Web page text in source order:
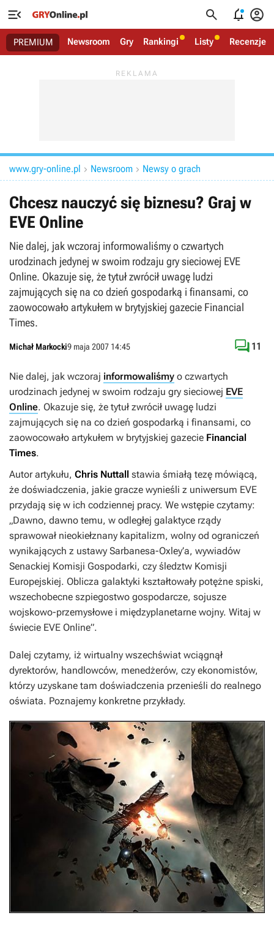
   
PREMIUM Newsroom Gry Rankingi Listy Recenzje
www.gry-online.pl  Newsroom  Newsy o grach
Chcesz nauczyć się biznesu? Graj w
EVE Online
Nie dalej, jak wczoraj informowaliśmy o czwartych
urodzinach jedynej w swoim rodzaju gry sieciowej EVE
Online. Okazuje się, że tytuł zwrócił uwagę ludzi
zajmujących się na co dzień gospodarką i finansami, co
zaowocowało artykułem w brytyjskiej gazecie Financial
Times.
Michał Markocki9 maja 2007 14:45  11
Nie dalej, jak wczoraj informowaliśmy o czwartych
urodzinach jedynej w swoim rodzaju gry sieciowej EVE
Online. Okazuje się, że tytuł zwrócił uwagę ludzi
zajmujących się na co dzień gospodarką i finansami, co
zaowocowało artykułem w brytyjskiej gazecie Financial
Times.
Autor artykułu, Chris Nuttall stawia śmiałą tezę mówiącą,
że doświadczenia, jakie gracze wynieśli z uniwersum EVE
przydają się w ich codziennej pracy. We wstępie czytamy:
„Dawno, dawno temu, w odległej galaktyce rządy
sprawował nieokiełznany kapitalizm, wolny od ograniczeń
wynikających z ustawy Sarbanesa-Oxley’a, wywiadów
Senackiej Komisji Gospodarki, czy śledztw Komisji
Europejskiej. Oblicza galaktyki kształtowały potężne spiski,
wszechobecne szpiegostwo gospodarcze, sojusze
wojskowo-przemysłowe i międzyplanetarne wojny. Witaj w
świecie EVE Online”.
Dalej czytamy, iż wirtualny wszechświat wciągnął
dyrektorów, handlowców, menedżerów, czy ekonomistów,
którzy uzyskane tam doświadczenia przenieśli do realnego
oświata. Poznajemy konkretne przykłady.